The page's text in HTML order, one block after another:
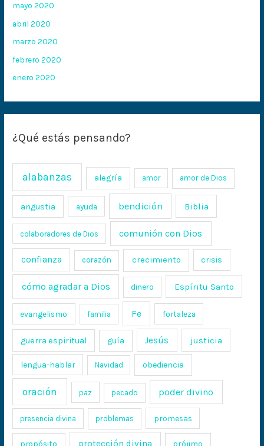
mayo 2020
abril 2020
marzo 2020
febrero 2020
enero 2020
¿Qué estás pensando?
alabanzas alegría amor amor de Dios
angustia ayuda bendición Biblia
colaboradores de Dios comunión con Dios
confianza corazón crecimiento crisis
cómo agradar a Dios dinero Espíritu Santo
evangelismo familia Fe fortaleza
guerra espiritual guía Jesús justicia
lengua-hablar Navidad obediencia
oración paz pecado poder divino
presencia divina problemas promesas
propósito protección divina prójimo